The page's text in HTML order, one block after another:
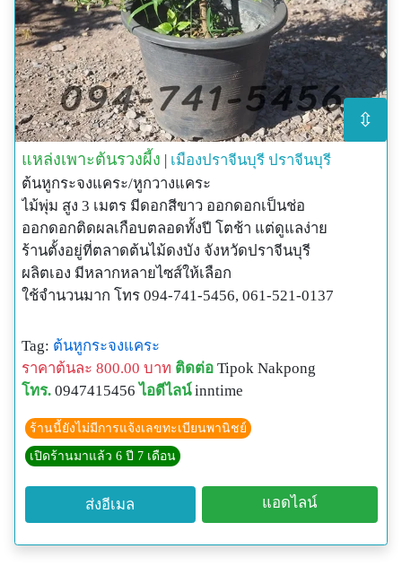
⇳
แหล่งเพาะต้นรวงผี้ง | เมืองปราจีนบุรี ปราจีนบุรี
ต้นหูกระจงแคระ/หูกวางแคระ
ไม้พุ่ม สูง 3 เมตร มีดอกสีขาว ออกดอกเป็นช่อ
ออกดอกติดผลเกือบตลอดทั้งปี โตช้า แต่ดูแลง่าย
ร้านตั้งอยู่ที่ตลาดต้นไม้ดงบัง จังหวัดปราจีนบุรี
ผลิตเอง มีหลากหลายไซส์ให้เลือก
ใช้จำนวนมาก โทร 094-741-5456, 061-521-0137
Tag: ต้นหูกระจงแคระ
ราคาต้นละ 800.00 บาท ติดต่อ Tipok Nakpong
โทร. 0947415456 ไอดีไลน์ inntime
ร้านนี้ยังไม่มีการแจ้งเลขทะเบียนพานิชย์
เปิดร้านมาแล้ว 6 ปี 7 เดือน
ส่งอีเมล แอดไลน์